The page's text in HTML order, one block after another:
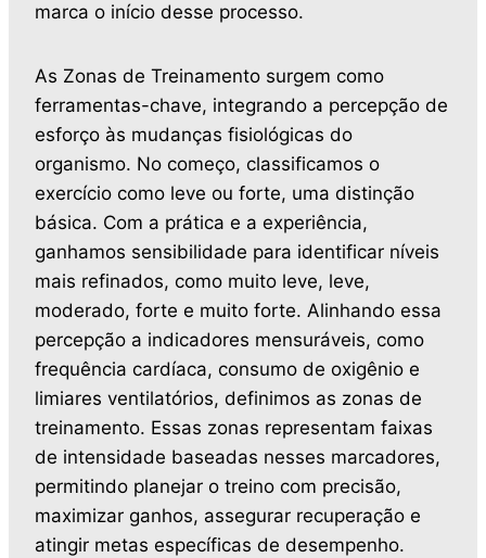
marca o início desse processo.
As Zonas de Treinamento surgem como
ferramentas-chave, integrando a percepção de
esforço às mudanças fisiológicas do
organismo. No começo, classificamos o
exercício como leve ou forte, uma distinção
básica. Com a prática e a experiência,
ganhamos sensibilidade para identificar níveis
mais refinados, como muito leve, leve,
moderado, forte e muito forte. Alinhando essa
percepção a indicadores mensuráveis, como
frequência cardíaca, consumo de oxigênio e
limiares ventilatórios, definimos as zonas de
treinamento. Essas zonas representam faixas
de intensidade baseadas nesses marcadores,
permitindo planejar o treino com precisão,
maximizar ganhos, assegurar recuperação e
atingir metas específicas de desempenho.